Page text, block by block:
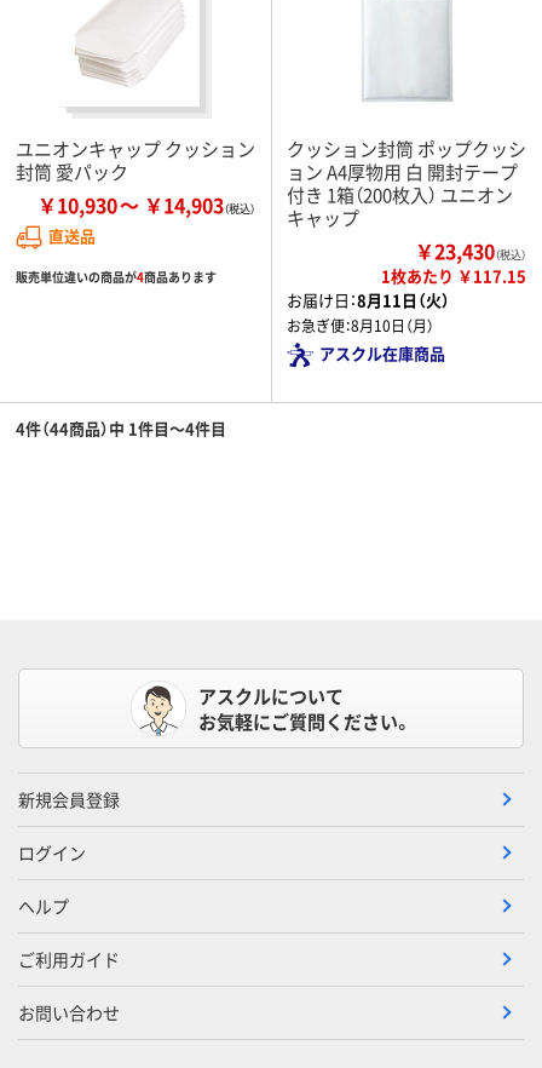
ユニオンキャップ クッション
封筒 愛パック
￥10,930 ￥14,903
直送品
販売単位違いの商品が4商品あります
クッション封筒 ポップクッシ
ョン A4厚物用 白 開封テープ
付き 1箱（200枚入） ユニオン
キャップ
￥23,430（税込）
1枚あたり ￥117.15
お届け日：8月11日（火）
お急ぎ便：8月10日（月）
アスクル在庫商品
4件（44商品）中 1件目～4件目
アスクルについて
お気軽にご質問ください。
新規会員登録
ログイン
ヘルプ
ご利用ガイド
お問い合わせ